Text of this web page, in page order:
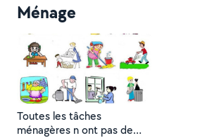
Ménage
Toutes les tâches
ménagères n ont pas de